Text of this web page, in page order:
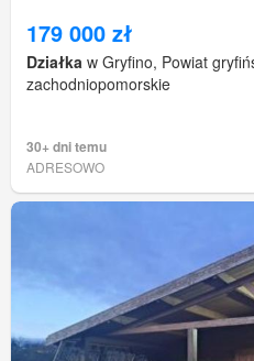
179 000 zł
Działka w Gryfino, Powiat
zachodniopomorskie
30+ dni temu
ADRESOWO